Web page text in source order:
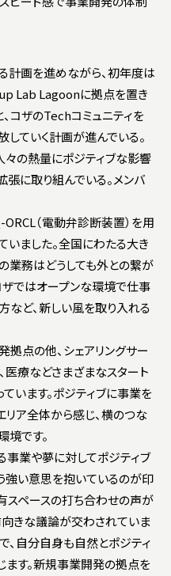
計画を進めながら、初年度は
Lab Lagoonに拠点を置き
コザのTechコミュニティを
していく計画が進んでいる。
々の熱量にポジティブな影響
に取り組んでいる。メンバ
（電動弁診断装置）を用
いました。全国にわたる大き
業務はどうしても外との繋が
ザではオープンな環境で仕事
など、新しい風を取り入れる
点の他、シェアリングサー
医療などさまざまなスタート
います。ポジティブに事業を
リア全体から感じ、横のつな
境です。
事業や夢に対してポジティブ
強い意思を抱いているのが印
スペースの打ち合わせの声が
向きな議論が交わされていま
、自分自身も自然とポジティ
ます。新規事業開発の拠点を